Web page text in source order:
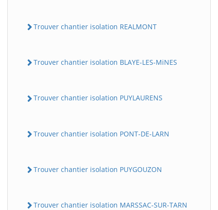
Trouver chantier isolation REALMONT
Trouver chantier isolation BLAYE-LES-MiNES
Trouver chantier isolation PUYLAURENS
Trouver chantier isolation PONT-DE-LARN
Trouver chantier isolation PUYGOUZON
Trouver chantier isolation MARSSAC-SUR-TARN